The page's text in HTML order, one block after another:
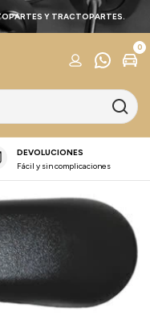
Y TRACTOPARTES.
0
DEVOLUCIONES
Fácil y sin complicaciones